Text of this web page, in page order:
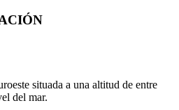
situada a una altitud de entre
del mar.